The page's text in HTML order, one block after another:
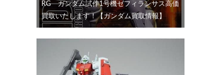
RG ガンダム試作1号機ゼフィランサス高価
買取いたします！【ガンダム買取情報】